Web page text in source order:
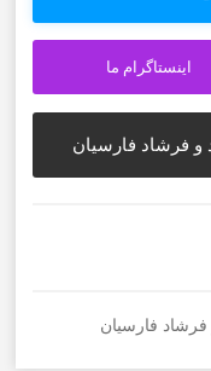
اینستاگرام ما
و فرشاد فارسیان
فارسیان